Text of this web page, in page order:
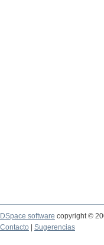
DSpace software copyright ©
Contacto
Sugerencias